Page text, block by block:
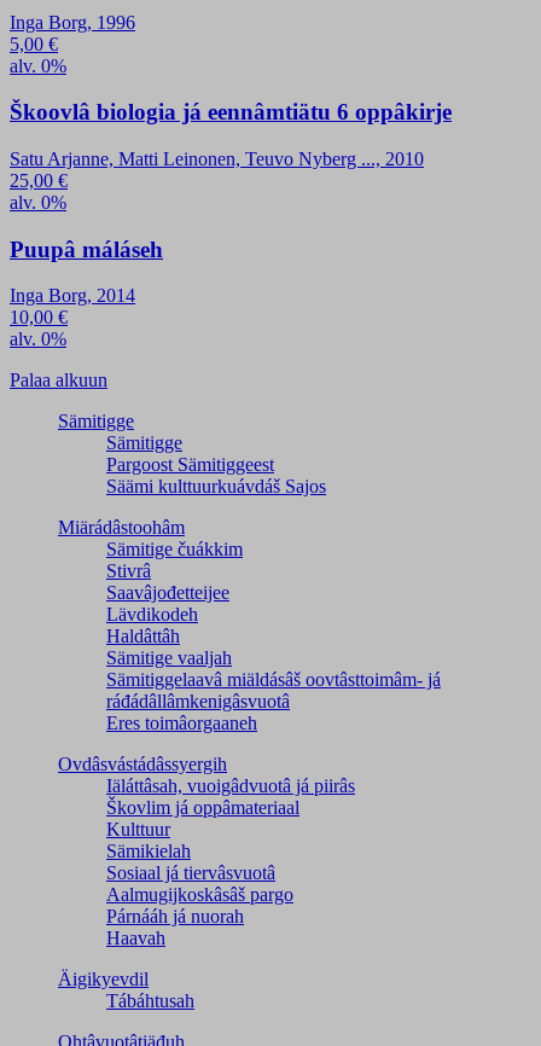
Inga Borg, 1996
5,00 €
alv. 0%
Škoovlâ biologia já eennâmtiätu 6 oppâkirje
Satu Arjanne, Matti Leinonen, Teuvo Nyberg ..., 2010
25,00 €
alv. 0%
Puupâ máláseh
Inga Borg, 2014
10,00 €
alv. 0%
Palaa alkuun
Sämitigge
Sämitigge
Pargoost Sämitiggeest
Säämi kulttuurkuávdáš Sajos
Miärádâstoohâm
Sämitige čuákkim
Stivrâ
Saavâjođetteijee
Lävdikodeh
Haldâttâh
Sämitige vaaljah
Sämitiggelaavâ miäldásâš oovtâsttoimâm- já
ráđádâllâmkenigâsvuotâ
Eres toimâorgaaneh
Ovdâsvástádâssyergih
Iäláttâsah, vuoigâdvuotâ já piirâs
Škovlim já oppâmateriaal
Kulttuur
Sämikielah
Sosiaal já tiervâsvuotâ
Aalmugijkoskâsâš pargo
Párnááh já nuorah
Haavah
Äigikyevdil
Tábáhtusah